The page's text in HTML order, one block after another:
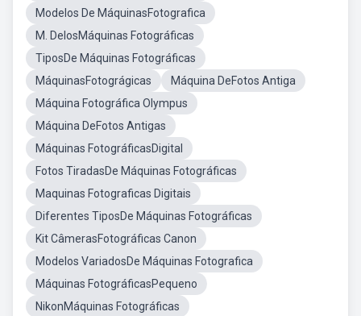
Modelos De MáquinasFotografica
M. DelosMáquinas Fotográficas
TiposDe Máquinas Fotográficas
MáquinasFotográgicas
Máquina DeFotos Antiga
Máquina Fotográfica Olympus
Máquina DeFotos Antigas
Máquinas FotográficasDigital
Fotos TiradasDe Máquinas Fotográficas
Maquinas Fotograficas Digitais
Diferentes TiposDe Máquinas Fotográficas
Kit CâmerasFotográficas Canon
Modelos VariadosDe Máquinas Fotografica
Máquinas FotográficasPequeno
NikonMáquinas Fotográficas